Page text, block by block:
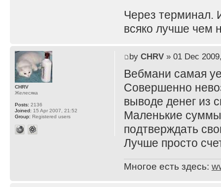
Через терминал.
всяко лучше чем
by CHRV» 01 Dec
Вебмани самая
Совершенно
выводе денег из
Маленькие
подтверждать
Лучше просто
Многое есть здесь:
CHRV
Желесяка
Posts: 2136
Joined: 15 Apr 2007, 21:52
Group: Registered users